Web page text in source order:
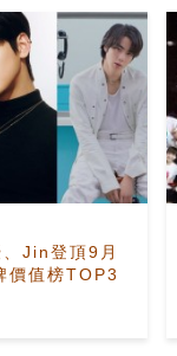
Jin登頂9月
價值榜TOP3